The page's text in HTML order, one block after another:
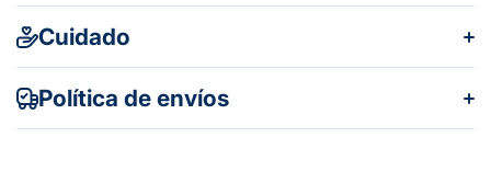
Cuidado
Política de envíos